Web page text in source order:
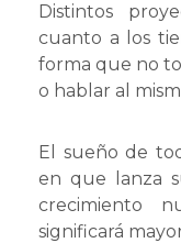
Distintos
cuanto a los
forma que no
o hablar al
El sueño de
en que lanza
crecimiento
significará